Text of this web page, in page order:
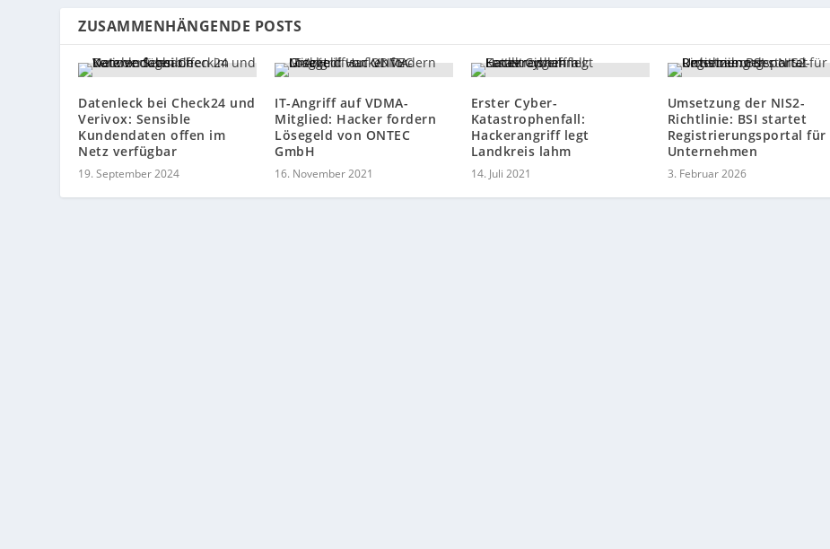
ZUSAMMENHÄNGENDE POSTS
Datenleck bei Check24 und
Verivox: Sensible
Kundendaten offen im
Netz verfügbar
19. September 2024
IT-Angriff auf VDMA-
Mitglied: Hacker fordern
Lösegeld von ONTEC
GmbH
16. November 2021
Erster Cyber-
Katastrophenfall:
Hackerangriff legt
Landkreis lahm
14. Juli 2021
Umsetzung der NIS2-
Richtlinie: BSI startet
Registrierungsportal für
Unternehmen
3. Februar 2026